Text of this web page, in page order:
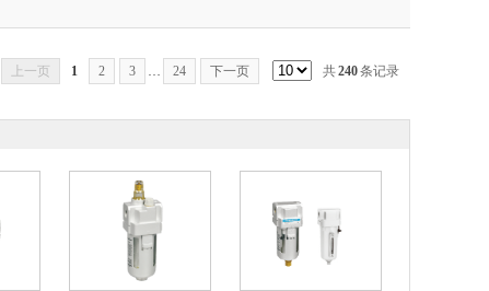
上一页 1 2 3 … 24 下一页 共240条记录